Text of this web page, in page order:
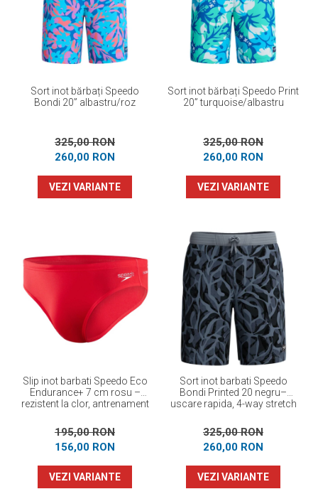
Accesorii inot
Genti si rucsacuri
Tricouri, pantaloni, bluze
Costume profesionale inot
Sort inot bărbați Speedo
Bondi 20” albastru/roz
325,00 RON
260,00 RON
VEZI VARIANTE
Sort inot bărbați Speedo Print
20” turquoise/albastru
325,00 RON
260,00 RON
VEZI VARIANTE
Slip inot barbati Speedo Eco
Endurance+ 7 cm rosu –
rezistent la clor, antrenament
195,00 RON
156,00 RON
VEZI VARIANTE
Sort inot barbati Speedo
Bondi Printed 20 negru–
uscare rapida, 4-way stretch
325,00 RON
260,00 RON
VEZI VARIANTE